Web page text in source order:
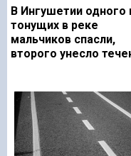
В Ингушетии одного
тонущих в реке
мальчиков спасли,
второго унесло